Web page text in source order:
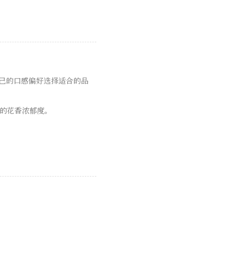
的口感偏好选择适合的品
花香浓郁度。